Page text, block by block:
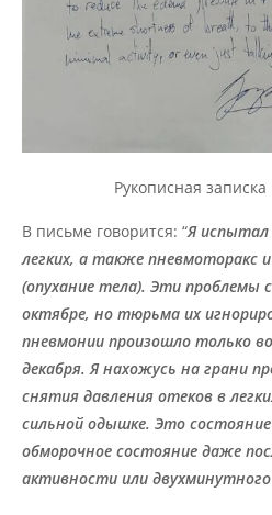
Рукописная
В письме говорится: “Я испытал
легких, а также пневмоторакс
(опухание тела). Эти проблемы
октябре, но тюрьма их
пневмонии произошло только
декабря. Я нахожусь на грани
снятия давления отеков в
сильной одышке. Это
обморочное состояние даже
активности или двухминутного